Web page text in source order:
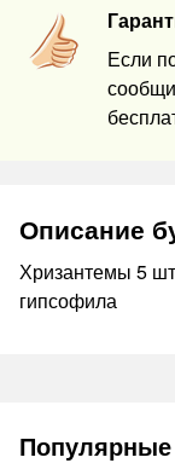
Если
Описание
Хризантемы 5
гипсофила
Популярные